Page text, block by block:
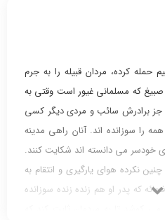
حمله کرده، مردان قبیله را به جرم
صبیغ که مسلمانی غیور است وقتی به
جز برادرش سائب و مردی دیگر کسی
را سوزانده اند. آنان راهی مدینه
خودسر می دانسته اند شکایت کنند.
نکرده هوای یارگیری و انتقام به
که پدر او هم زنده زنده سوزانده